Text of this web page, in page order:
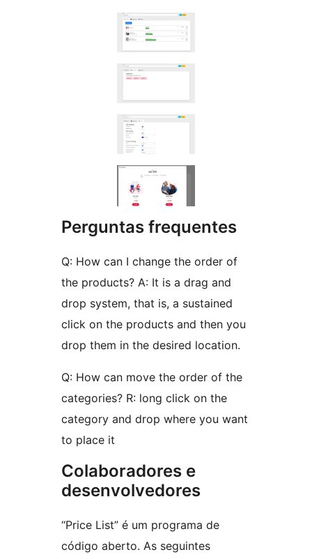
Perguntas frequentes
Q: How can I change the order of
the products? A: It is a drag and
drop system, that is, a sustained
click on the products and then you
drop them in the desired location.
Q: How can move the order of the
categories? R: long click on the
category and drop where you want
to place it
Colaboradores e
desenvolvedores
“Price List” é um programa de
código aberto. As seguintes